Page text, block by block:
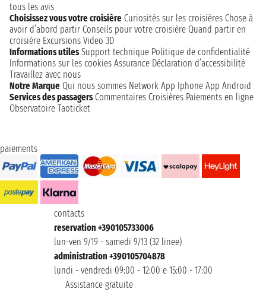
tous les avis
Choisissez vous votre croisière Curiosités sur les croisières Chose à
avoir d’abord partir Conseils pour votre croisière Quand partir en
croisière Excursions Video 3D
Informations utiles Support technique Politique de confidentialité
Informations sur les cookies Assurance Déclaration d’accessibilité
Travaillez avec nous
Notre Marque Qui nous sommes Network App Iphone App Android
Services des passagers Commentaires Croisières Paiements en ligne
Observatoire Taoticket
paiements
contacts
reservation +390105733006
lun-ven 9/19 - samedi 9/13 (32 linee)
administration +390105704878
lundi - vendredi 09:00 - 12:00 e 15:00 - 17:00
Assistance gratuite